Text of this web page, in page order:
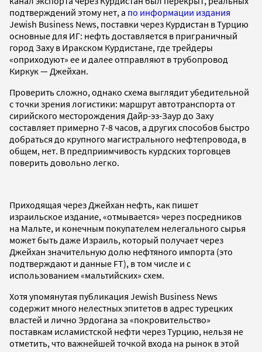
подтверждений этому нет, а по информации издания
Jewish Business News, поставки через Курдистан в Турцию
основные для ИГ: нефть доставляется в приграничный
город Заху в Иракском Курдистане, где трейдеры
«оприходуют» ее и далее отправляют в трубопровод
Киркук — Джейхан.
Проверить сложно, однако схема выглядит убедительной
с точки зрения логистики: маршрут автотранспорта от
сирийского месторождения Дайр-эз-Заур до Заху
составляет примерно 7-8 часов, а других способов быстро
добраться до крупного магистрального нефтепровода, в
общем, нет. В предприимчивость курдских торговцев
поверить довольно легко.
Приходящая через Джейхан нефть, как пишет
израильское издание, «отмывается» через посредников
на Мальте, и конечным покупателем нелегального сырья
может быть даже Израиль, который получает через
Джейхан значительную долю нефтяного импорта (это
подтверждают и данные FT), в том числе и с
использованием «мальтийских» схем.
Хотя упомянутая публикация Jewish Business News
содержит много нелестных эпитетов в адрес турецких
властей и лично Эрдогана за «покровительство»
поставкам исламистской нефти через Турцию, нельзя не
отметить, что важнейшей точкой входа на рынок в этой